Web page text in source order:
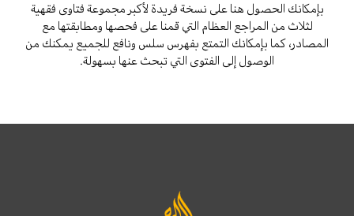
بإمكانك الحصول هنا على نسخة فريدة لأكبر مجموعة فتاوى فقهية
لثلاث من المراجع العظام التي قمنا على فحصها ومطابقتها مع
المصادر، كما بإمكانك التمتع بفهرس سلس ونافع للجميع يمكنك من
الوصول إلى الفتوى التي تبحث عنها بسهولة.